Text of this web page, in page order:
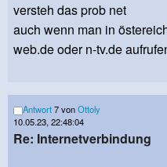
versteh das prob net
auch wenn man in
web.de oder n-tv.de
Antwort7 vonOttoly
10.05.23, 22:48:04
Re: Internetverbindung